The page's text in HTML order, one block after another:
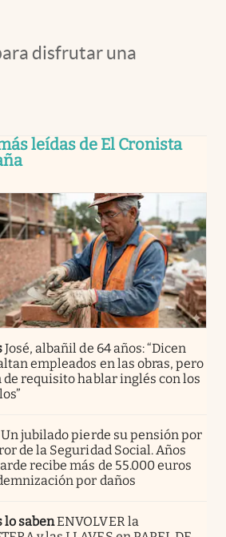
disfrutar una
leídas de El Cronista
José, albañil de 64 años: “Dicen
empleados en las obras, pero
de requisito hablar inglés con los
Un jubilado pierde su pensión por
de la Seguridad Social. Años
recibe más de 55.000 euros
por daños
lo sabenENVOLVER la